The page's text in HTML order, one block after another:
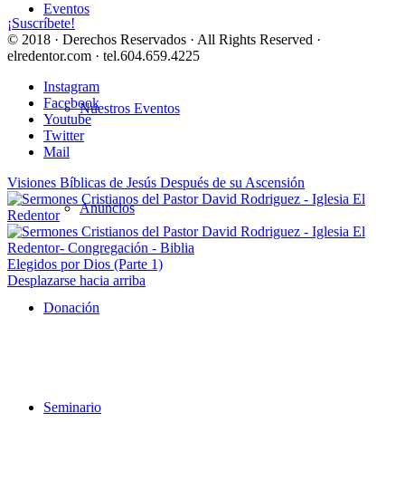
Eventos
Nuestros Eventos
Anuncios
Donación
Seminario
¡Suscríbete!
© 2018 · Derechos Reservados · All Rights Reserved ·
elredentor.com · tel.604.659.4225
Instagram
Facebook
Youtube
Twitter
Mail
Visiones Bíblicas de Jesús Después de su Ascensión
Elegidos por Dios (Parte 1)
Desplazarse hacia arriba